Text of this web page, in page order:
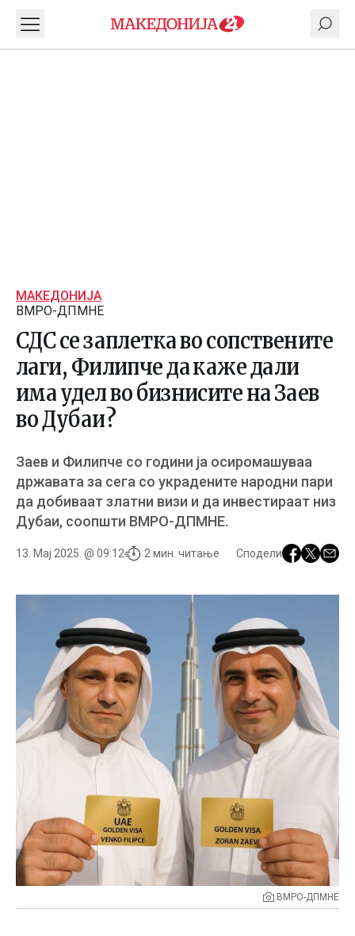
МАКЕДОНИЈА
ВМРО-ДПМНЕ
СДС се заплетка во сопствените
лаги, Филипче да каже дали
има удел во бизнисите на Заев
во Дубаи?
Заев и Филипче со години ја осиромашуваа
државата за сега со украдените народни пари
да добиваат златни визи и да инвестираат низ
Дубаи, соопшти ВМРО-ДПМНЕ.
13. Мај 2025. @ 09:12 2 мин. читање Сподели
ВМРО-ДПМНЕ